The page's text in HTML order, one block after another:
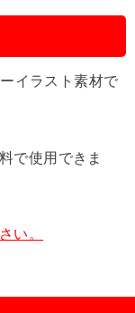
イラスト素材で
で使用できま
い。